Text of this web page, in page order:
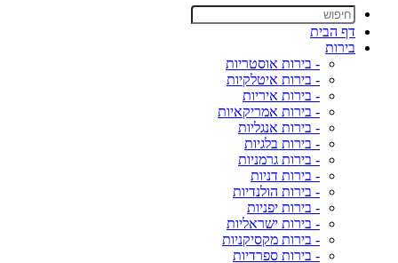
דף הבית
בירות
- בירות אוסטריות
- בירות איטלקיות
- בירות איריות
- בירות אמריקאיות
- בירות אנגליות
- בירות בלגיות
- בירות גרמניות
- בירות דניות
- בירות הולנדיות
- בירות יפניות
- בירות ישראליות
- בירות מקסיקניות
- בירות ספרדיות